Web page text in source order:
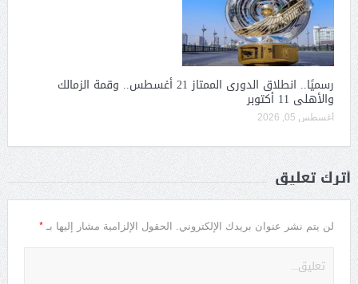
رسميًا.. انطلاق الدورى الممتاز 21 أغسطس.. وقمة الزمالك
والأهلى 11 أكتوبر
أغسطس 05, 2026
أترك تعليق
لن يتم نشر عنوان بريدك الإلكتروني. الحقول الإلزامية مشار إليها بـ *